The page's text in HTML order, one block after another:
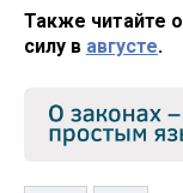
Также читайте
силу в августе.